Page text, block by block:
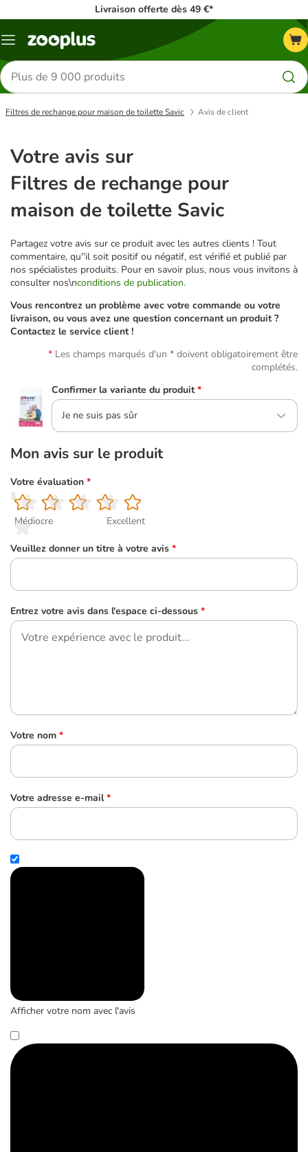
Livraison offerte dès 49 €*
Menu
Rechercher
des
produits
Filtres de rechange pour maison de toilette Savic Avis de client
Votre avis sur
Filtres de rechange pour
maison de toilette Savic
Partagez votre avis sur ce produit avec les autres clients ! Tout
commentaire, qu''il soit positif ou négatif, est vérifié et publié par
nos spécialistes produits. Pour en savoir plus, nous vous invitons à
consulter nos\nconditions de publication.
Vous rencontrez un problème avec votre commande ou votre
livraison, ou vous avez une question concernant un produit ?
Contactez le service client !
Les champs marqués d'un * doivent obligatoirement être
complétés.
Confirmer la variante du produit *
Je ne suis pas sûr
Mon avis sur le produit
Votre évaluation *
1
Médiocre
2
3
4
5
Excellent
Veuillez donner un titre à votre avis *
Entrez votre avis dans l'espace ci-dessous *
Votre nom *
Votre adresse e-mail *
Afficher votre nom avec l'avis